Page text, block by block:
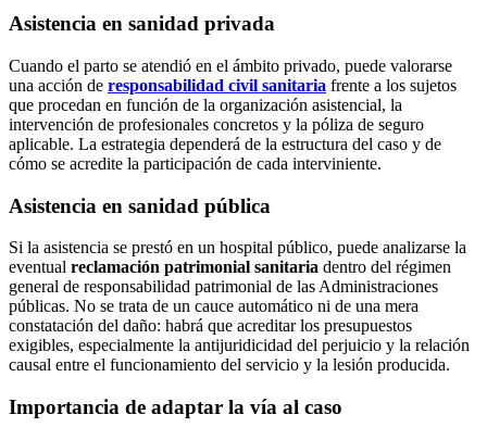
Asistencia en sanidad privada
Cuando el parto se atendió en el ámbito privado, puede valorarse
una acción de responsabilidad civil sanitaria frente a los sujetos
que procedan en función de la organización asistencial, la
intervención de profesionales concretos y la póliza de seguro
aplicable. La estrategia dependerá de la estructura del caso y de
cómo se acredite la participación de cada interviniente.
Asistencia en sanidad pública
Si la asistencia se prestó en un hospital público, puede analizarse la
eventual reclamación patrimonial sanitaria dentro del régimen
general de responsabilidad patrimonial de las Administraciones
públicas. No se trata de un cauce automático ni de una mera
constatación del daño: habrá que acreditar los presupuestos
exigibles, especialmente la antijuridicidad del perjuicio y la relación
causal entre el funcionamiento del servicio y la lesión producida.
Importancia de adaptar la vía al caso